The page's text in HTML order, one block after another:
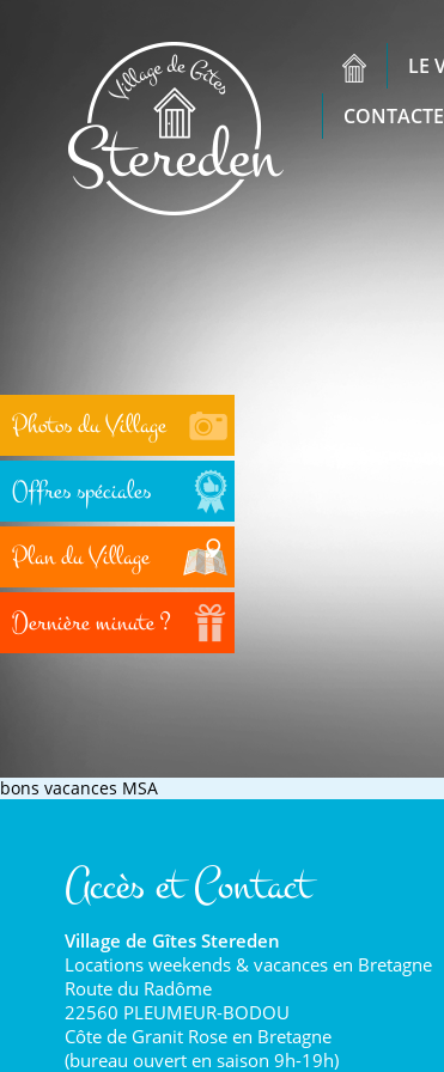
LE
Photos du Village
Offres spéciales
Plan du Village
Dernière minute ?
bons vacances MSA
Accès et Contact
Village de Gîtes Stereden
Locations weekends & vacances en Bretagne
Route du Radôme
22560 PLEUMEUR-BODOU
Côte de Granit Rose en Bretagne
(bureau ouvert en saison 9h-19h)